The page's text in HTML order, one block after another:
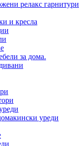
релакс гарнитури
и кресла
за дома.
уреди